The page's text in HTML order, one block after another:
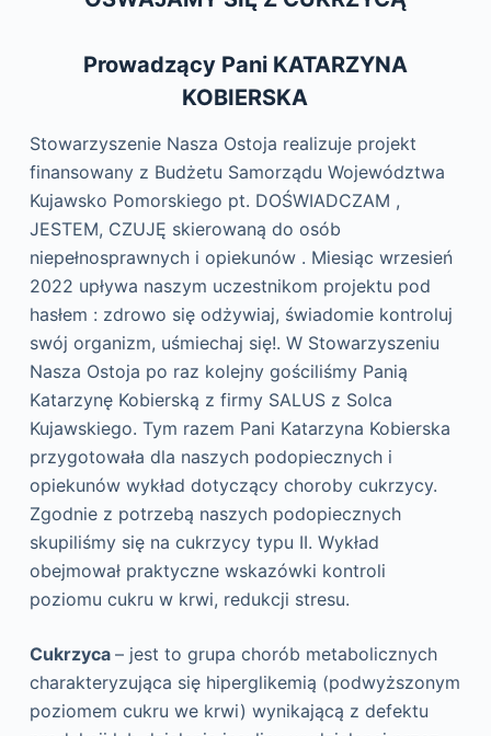
Prowadzący Pani KATARZYNA
KOBIERSKA
Stowarzyszenie Nasza Ostoja realizuje projekt
finansowany z Budżetu Samorządu Województwa
Kujawsko Pomorskiego pt. DOŚWIADCZAM ,
JESTEM, CZUJĘ skierowaną do osób
niepełnosprawnych i opiekunów . Miesiąc wrzesień
2022 upływa naszym uczestnikom projektu pod
hasłem : zdrowo się odżywiaj, świadomie kontroluj
swój organizm, uśmiechaj się!. W Stowarzyszeniu
Nasza Ostoja po raz kolejny gościliśmy Panią
Katarzynę Kobierską z firmy SALUS z Solca
Kujawskiego. Tym razem Pani Katarzyna Kobierska
przygotowała dla naszych podopiecznych i
opiekunów wykład dotyczący choroby cukrzycy.
Zgodnie z potrzebą naszych podopiecznych
skupiliśmy się na cukrzycy typu II. Wykład
obejmował praktyczne wskazówki kontroli
poziomu cukru w krwi, redukcji stresu.
Cukrzyca – jest to grupa chorób metabolicznych
charakteryzująca się hiperglikemią (podwyższonym
poziomem cukru we krwi) wynikającą z defektu